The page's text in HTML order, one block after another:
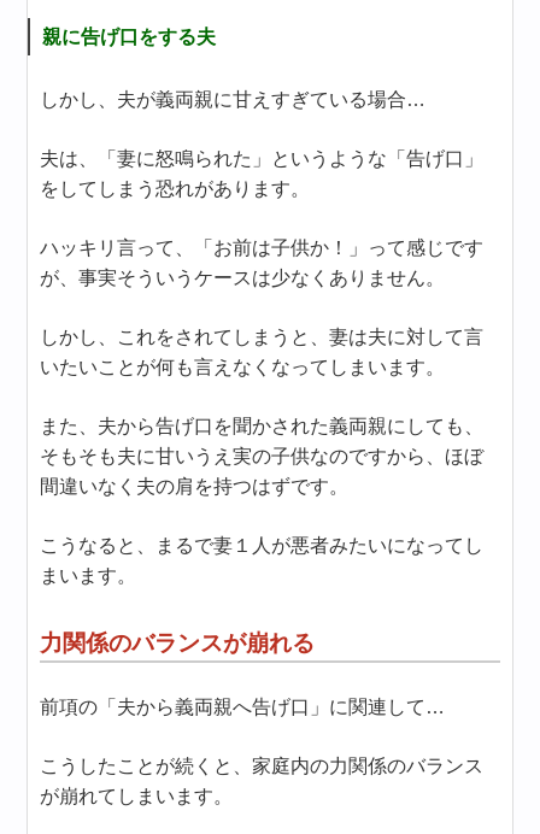
親に告げ口をする夫
しかし、夫が義両親に甘えすぎている場合…
夫は、「妻に怒鳴られた」というような「告げ口」
をしてしまう恐れがあります。
ハッキリ言って、「お前は子供か！」って感じです
が、事実そういうケースは少なくありません。
しかし、これをされてしまうと、妻は夫に対して言
いたいことが何も言えなくなってしまいます。
また、夫から告げ口を聞かされた義両親にしても、
そもそも夫に甘いうえ実の子供なのですから、ほぼ
間違いなく夫の肩を持つはずです。
こうなると、まるで妻１人が悪者みたいになってし
まいます。
力関係のバランスが崩れる
前項の「夫から義両親へ告げ口」に関連して…
こうしたことが続くと、家庭内の力関係のバランス
が崩れてしまいます。